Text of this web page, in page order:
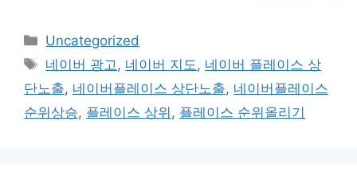
Categories
Uncategorized
Tags
네이버 광고 , 네이버 지도 , 네이버 플레이스 상
단노출, 네이버플레이스 상단노출, 네이버플레이스
순위상승, 플레이스 상위 , 플레이스 순위올리기